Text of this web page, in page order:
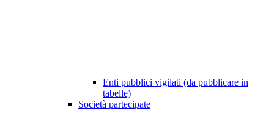
Enti pubblici vigilati (da pubblicare in
tabelle)
Società partecipate